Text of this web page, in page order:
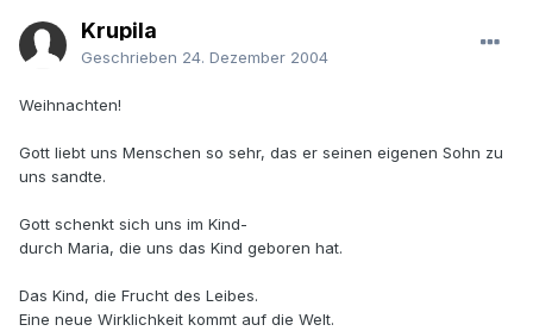
Krupila
Geschrieben 24. Dezember 2004
Weihnachten!
Gott liebt uns Menschen so sehr, das er seinen eigenen Sohn zu
uns sandte.
Gott schenkt sich uns im Kind-
durch Maria, die uns das Kind geboren hat.
Das Kind, die Frucht des Leibes.
Eine neue Wirklichkeit kommt auf die Welt.